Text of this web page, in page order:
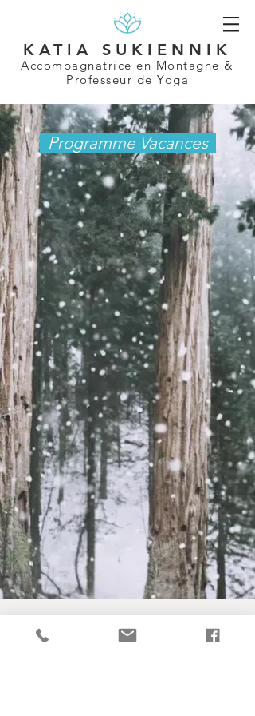
KATIA SUKIENNIK
Accompagnatrice en Montagne &
Professeur de Yoga
Programme Vacances